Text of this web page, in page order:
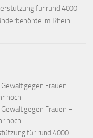
für rund 4000
im Rhein-
gegen Frauen –
hoch
gegen Frauen –
hoch
für rund 4000